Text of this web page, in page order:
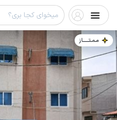
مـمـتــــــاز